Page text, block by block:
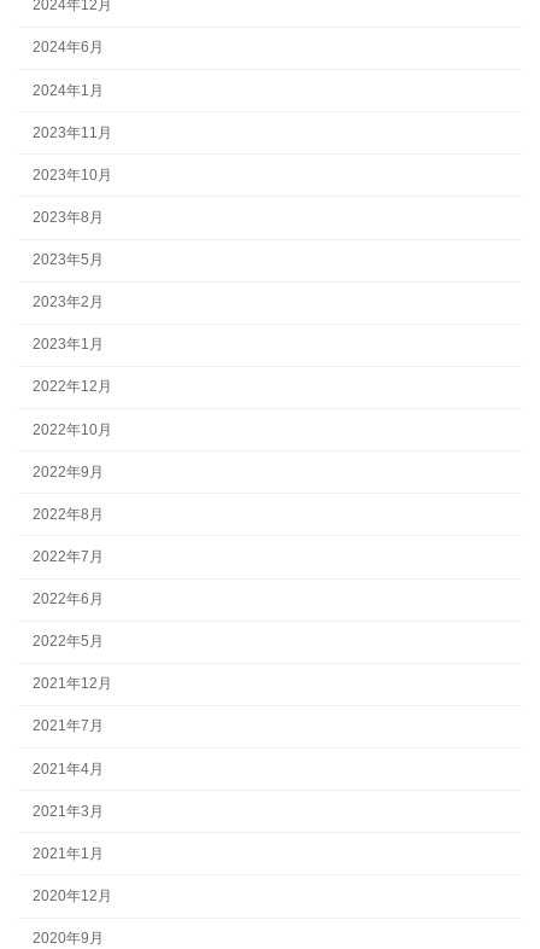
2024年12月
2024年6月
2024年1月
2023年11月
2023年10月
2023年8月
2023年5月
2023年2月
2023年1月
2022年12月
2022年10月
2022年9月
2022年8月
2022年7月
2022年6月
2022年5月
2021年12月
2021年7月
2021年4月
2021年3月
2021年1月
2020年12月
2020年9月